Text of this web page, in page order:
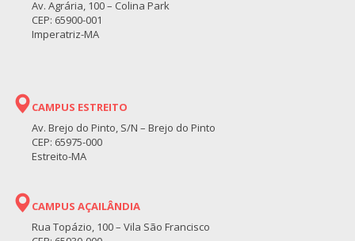
Av. Agrária, 100 – Colina Park
CEP: 65900-001
Imperatriz-MA
CAMPUS ESTREITO
Av. Brejo do Pinto, S/N – Brejo do Pinto
CEP: 65975-000
Estreito-MA
CAMPUS AÇAILÂNDIA
Rua Topázio, 100 – Vila São Francisco